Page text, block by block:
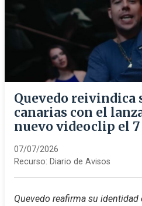
Quevedo reivindica
canarias con el
nuevo videoclip el
07/07/2026
Recurso: Diario de Avisos
Quevedo reafirma su identidad